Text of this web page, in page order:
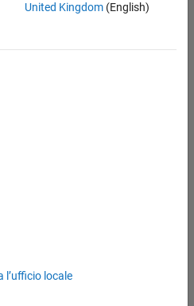
United Kingdom(English)
l’ufficio locale